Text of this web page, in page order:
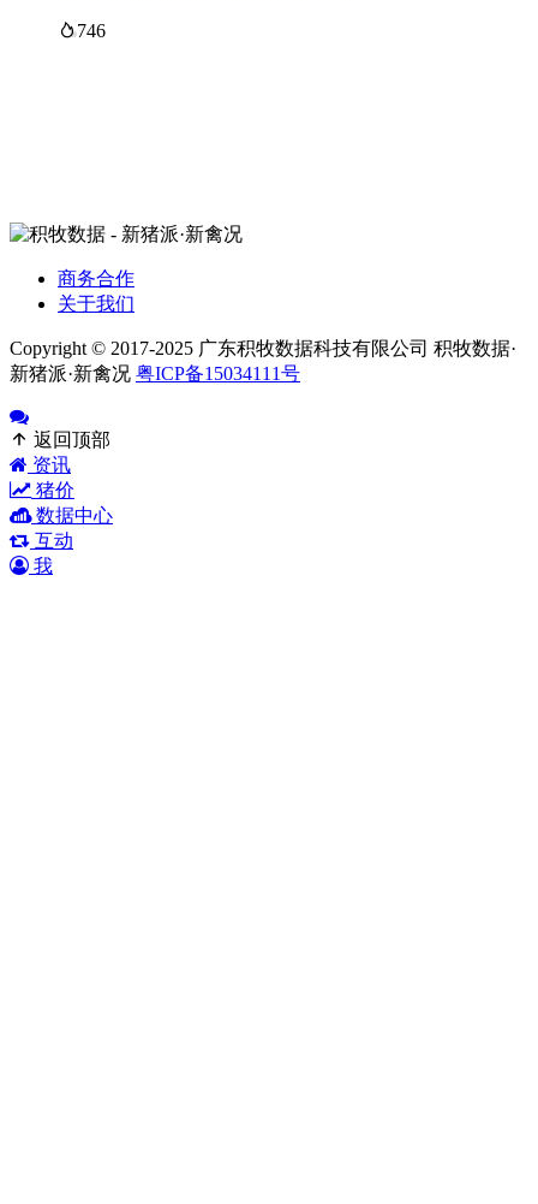
746
商务合作
关于我们
Copyright © 2017-2025 广东积牧数据科技有限公司 积牧数据·
新猪派·新禽况 粤ICP备15034111号
返回顶部
资讯
猪价
数据中心
互动
我